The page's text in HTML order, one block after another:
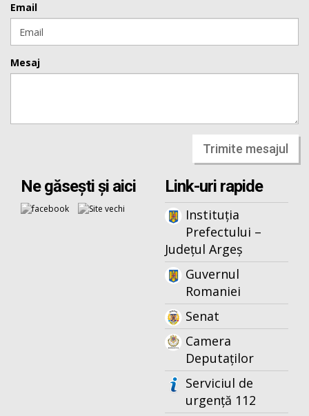
Email
Mesaj
Trimite mesajul
Ne găsești și aici Link-uri rapide
Instituția
Prefectului –
Județul Argeș
Guvernul
Romaniei
Senat
Camera
Deputaților
Serviciul de
urgență 112